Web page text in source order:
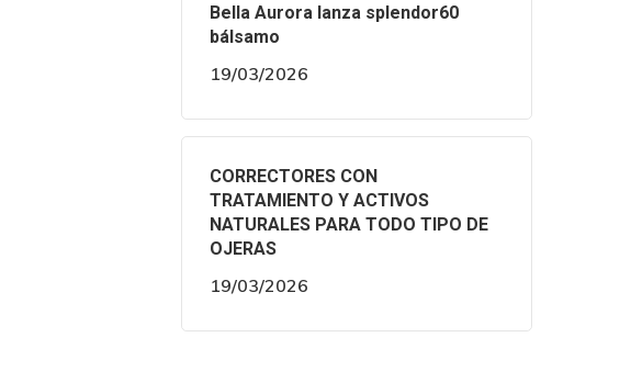
Bella Aurora lanza splendor60
bálsamo
19/03/2026
CORRECTORES CON
TRATAMIENTO Y ACTIVOS
NATURALES PARA TODO TIPO DE
OJERAS
19/03/2026